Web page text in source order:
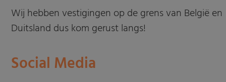
Wij hebben vestigingen op de grens van België en
Duitsland dus kom gerust langs!
Social Media